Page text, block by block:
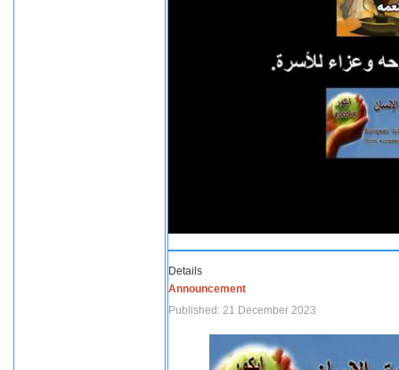
Details
Announcement
Published: 21 December 2023